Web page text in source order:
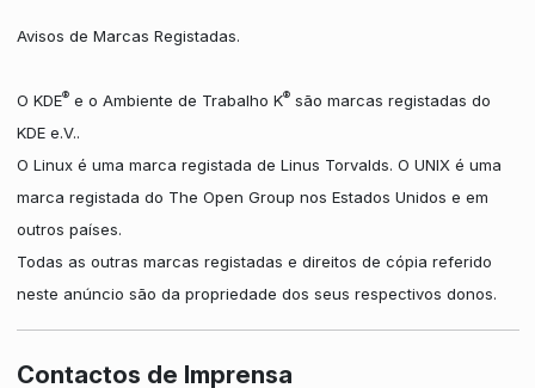
Avisos de Marcas Registadas.
O KDE®e o Ambiente de Trabalho K®são marcas registadas do
KDE e.V..
O Linux é uma marca registada de Linus Torvalds. O UNIX é uma
marca registada do The Open Group nos Estados Unidos e em
outros países.
Todas as outras marcas registadas e direitos de cópia referido
neste anúncio são da propriedade dos seus respectivos donos.
Contactos de Imprensa